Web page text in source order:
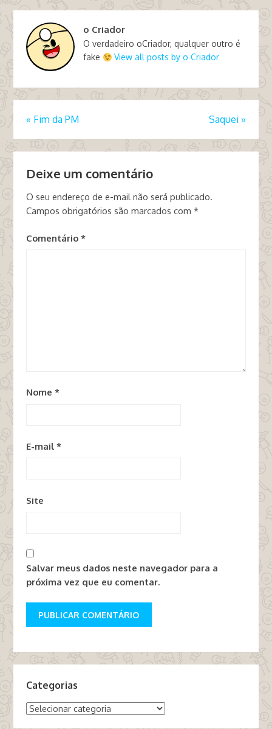
o Criador
O verdadeiro oCriador, qualquer outro é
fake
View all posts by o Criador
« Fim da PM Saquei »
Deixe um comentário
O seu endereço de e-mail não será publicado.
Campos obrigatórios são marcados com *
Comentário *
Nome *
E-mail *
Site
Salvar meus dados neste navegador para a
próxima vez que eu comentar.
Categorias
Categorias